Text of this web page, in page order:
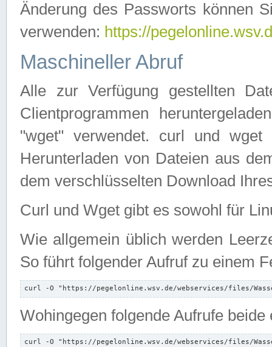
Änderung des Passworts können
verwenden: https://
Maschineller Abruf
Alle zur Verfügung gestellten
Clientprogrammen
"wget" verwendet. curl und wget
Herunterladen von Dateien aus
dem verschlüsselten Download
Curl und Wget gibt es sowohl für
Wie allgemein üblich werden
So führt folgender Aufruf zu einem
curl -O "https://pegelonline.wsv.de/webservices/files/
Wohingegen folgende Aufrufe beide
curl -O "https://pegelonline.wsv.de/webservices/files/